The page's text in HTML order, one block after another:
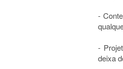
-
-
deixa